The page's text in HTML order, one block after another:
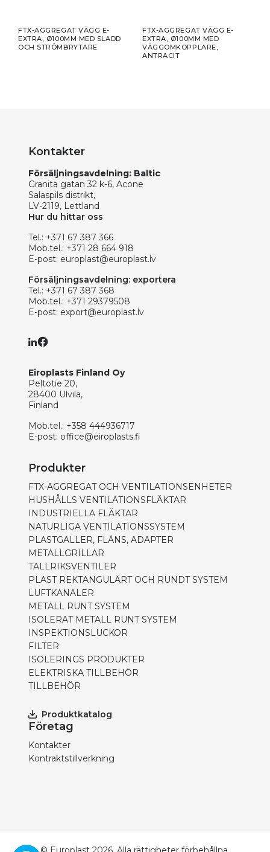
FTX-AGGREGAT VÄGG E-
EXTRA, Ø100MM MED SLADD
OCH STRÖMBRYTARE
FTX-AGGREGAT VÄGG E-
EXTRA, Ø100MM MED
VÄGGOMKOPPLARE,
ANTRACIT
Kontakter
Försäljningsavdelning: Baltic
Granita gatan 32 k-6, Acone
Salaspils distrikt,
LV-2119, Lettland
Hur du hittar oss
Tel.: +371 67 387 366
Mob.tel.: +371 28 664 918
E-post: europlast@europlast.lv
Försäljningsavdelning: exportera
Tel.: +371 67 387 368
Mob.tel.: +371 29379508
E-post: export@europlast.lv
Eiroplasts Finland Oy
Peltotie 20,
28400 Ulvila,
Finland
Mob.tel.: +358 444936717
E-post: office@eiroplasts.fi
Produkter
FTX-AGGREGAT OCH VENTILATIONSENHETER
HUSHÅLLS VENTILATIONSFLÄKTAR
INDUSTRIELLA FLÄKTAR
NATURLIGA VENTILATIONSSYSTEM
PLASTGALLER, FLÄNS, ADAPTER
METALLGRILLAR
TALLRIKSVENTILER
PLAST REKTANGULÄRT OCH RUNDT SYSTEM
LUFTKANALER
METALL RUNT SYSTEM
ISOLERAT METALL RUNT SYSTEM
INSPEKTIONSLUCKOR
FILTER
ISOLERINGS PRODUKTER
ELEKTRISKA TILLBEHÖR
TILLBEHÖR
Produktkatalog
Företag
Kontakter
Kontraktstillverkning